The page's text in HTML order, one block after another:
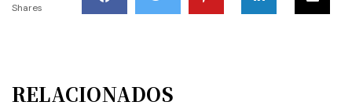
Shares
RELACIONADOS